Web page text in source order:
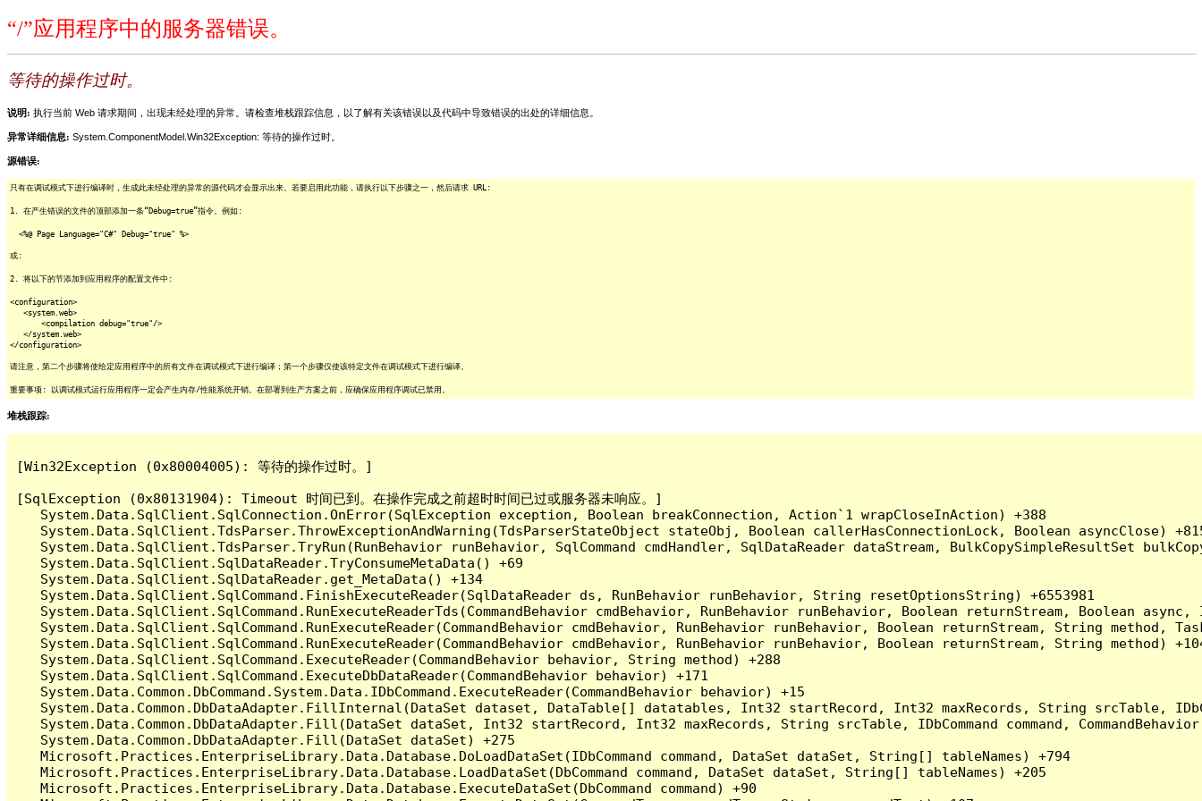
“/”应用程序中的服务器错误。
等待的操作过时。
说明: 执行当前 Web 请求期间，出现未经处理的异常。请检查堆栈跟踪信息，以了解有关该错误以及代码中导致错误的出处的详细信息。
异常详细信息: System.ComponentModel.Win32Exception: 等待的操作过时。
源错误:
只有在调试模式下进行编译时，生成此未经处理的异常的源代码才会显示出来。若要启用此功能，请执行以下步骤之一，然后请求 URL:
1. 在产生错误的文件的顶部添加一条“Debug=true”指令。例如:
<%@ Page Language="C#" Debug="true" %>
或:
2. 将以下的节添加到应用程序的配置文件中:
<configuration>
<system.web>
<compilation debug="true"/>
</system.web>
</configuration>
请注意，第二个步骤将使给定应用程序中的所有文件在调试模式下进行编译；第一个步骤仅使该特定文件在调试模式下进行编译。
重要事项: 以调试模式运行应用程序一定会产生内存/性能系统开销。在部署到生产方案之前，应确保应用程序调试已禁用。
堆栈跟踪:
[Win32Exception (0x80004005): 等待的操作过时。]
[SqlException (0x80131904): Timeout 时间已到。在操作完成之前超时时间已过或服务器未响应。]
   System.Data.SqlClient.SqlConnection.OnError(SqlException exception, Boolean breakConnection, Action`1 wrapCloseInAction) +388
System.Data.SqlClient.TdsParser.ThrowExceptionAndWarning(TdsParserStateObject stateObj, Boolean callerHasConnectionLock, Boolean asyncClose)
System.Data.SqlClient.TdsParser.TryRun(RunBehavior runBehavior, SqlCommand cmdHandler, SqlDataReader dataStream, BulkCopySimpleResultSet
   System.Data.SqlClient.SqlDataReader.TryConsumeMetaData() +69
   System.Data.SqlClient.SqlDataReader.get_MetaData() +134
   System.Data.SqlClient.SqlCommand.FinishExecuteReader(SqlDataReader ds, RunBehavior runBehavior, String resetOptionsString) +6553981
System.Data.SqlClient.SqlCommand.RunExecuteReaderTds(CommandBehavior cmdBehavior, RunBehavior runBehavior, Boolean returnStream, Boolean
System.Data.SqlClient.SqlCommand.RunExecuteReader(CommandBehavior cmdBehavior, RunBehavior runBehavior, Boolean returnStream, String method,
System.Data.SqlClient.SqlCommand.RunExecuteReader(CommandBehavior cmdBehavior, RunBehavior runBehavior, Boolean returnStream, String method)
   System.Data.SqlClient.SqlCommand.ExecuteReader(CommandBehavior behavior, String method) +288
   System.Data.SqlClient.SqlCommand.ExecuteDbDataReader(CommandBehavior behavior) +171
   System.Data.Common.DbCommand.System.Data.IDbCommand.ExecuteReader(CommandBehavior behavior) +15
System.Data.Common.DbDataAdapter.FillInternal(DataSet dataset, DataTable[] datatables, Int32 startRecord, Int32 maxRecords, String srcTable,
System.Data.Common.DbDataAdapter.Fill(DataSet dataSet, Int32 startRecord, Int32 maxRecords, String srcTable, IDbCommand command,
   System.Data.Common.DbDataAdapter.Fill(DataSet dataSet) +275
   Microsoft.Practices.EnterpriseLibrary.Data.Database.DoLoadDataSet(IDbCommand command, DataSet dataSet, String[] tableNames) +794
   Microsoft.Practices.EnterpriseLibrary.Data.Database.LoadDataSet(DbCommand command, DataSet dataSet, String[] tableNames) +205
   Microsoft.Practices.EnterpriseLibrary.Data.Database.ExecuteDataSet(DbCommand command) +90